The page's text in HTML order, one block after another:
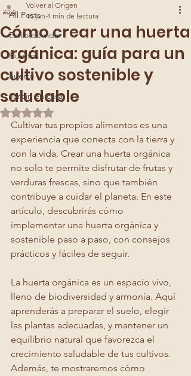
All Posts
Estilo de vida
Huertos
huerto
Jardin en casa
Cómo crear una huerta
orgánica: guía para un
cultivo sostenible y
saludable
Volver al Origen
15 jun 4 min de lectura
Obtuvo NaN de 5 estrellas.
Cultivar tus propios alimentos es una
experiencia que conecta con la tierra y
con la vida. Crear una huerta orgánica
no solo te permite disfrutar de frutas y
verduras frescas, sino que también
contribuye a cuidar el planeta. En este
artículo, descubrirás cómo
implementar una huerta orgánica y
sostenible paso a paso, con consejos
prácticos y fáciles de seguir.
La huerta orgánica es un espacio vivo,
lleno de biodiversidad y armonía. Aquí
aprenderás a preparar el suelo, elegir
las plantas adecuadas, y mantener un
equilibrio natural que favorezca el
crecimiento saludable de tus cultivos.
Además, te mostraremos cómo